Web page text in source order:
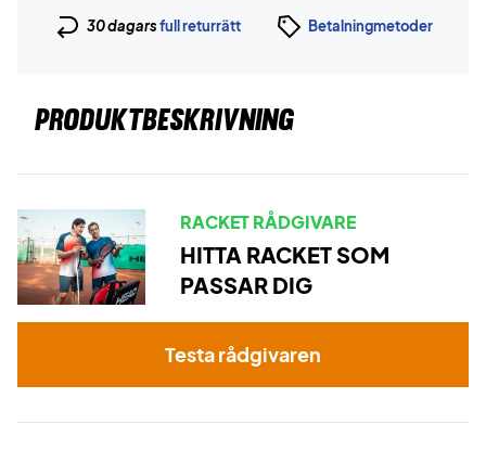
30 dagarsfull returrätt Betalningmetoder
PRODUKTBESKRIVNING
RACKET RÅDGIVARE
HITTA RACKET SOM
PASSAR DIG
Testa rådgivaren